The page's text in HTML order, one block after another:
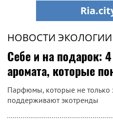
НОВОСТИ ЭКОЛОГИИ
Себе и на подарок:
аромата, которые
Парфюмы, которые не только
поддерживают экотренды